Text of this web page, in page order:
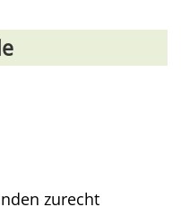
zurecht